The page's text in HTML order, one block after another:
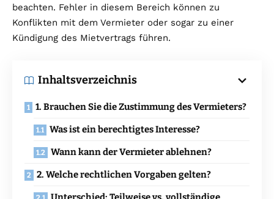
beachten. Fehler in diesem Bereich können zu
Konflikten mit dem Vermieter oder sogar zu einer
Kündigung des Mietvertrags führen.
Inhaltsverzeichnis
1. Brauchen Sie die Zustimmung des Vermieters?
Was ist ein berechtigtes Interesse?
Wann kann der Vermieter ablehnen?
2. Welche rechtlichen Vorgaben gelten?